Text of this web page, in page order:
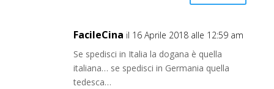
FacileCina il 16 Aprile 2018 alle 12:59 am
Se spedisci in Italia la dogana è quella
italiana… se spedisci in Germania quella
tedesca…